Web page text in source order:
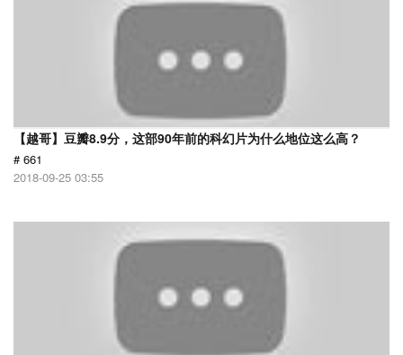
【越哥】豆瓣8.9分，这部90年前的科幻片为什么地位这么高？
# 661
2018-09-25 03:55